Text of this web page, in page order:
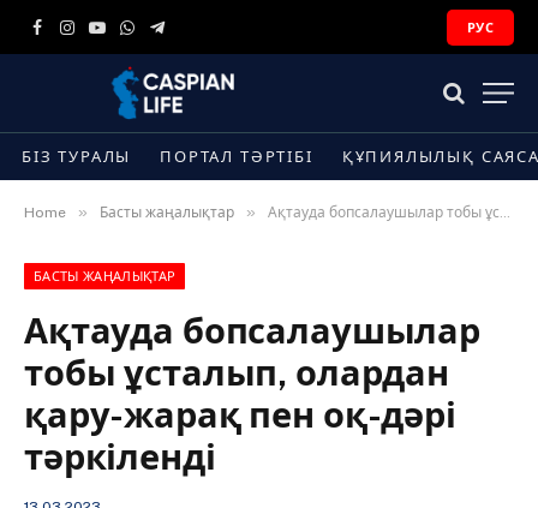
Facebook
Instagram
YouTube
WhatsApp
Telegram
РУС
БІЗ ТУРАЛЫ ПОРТАЛ ТӘРТІБІ ҚҰПИЯЛЫЛЫҚ
Home » Басты жаңалықтар » Ақтауда бопсалаушылар тобы ұсталып, олардан қару-жарақ пен оқ-дәрі тәркіленді
БАСТЫ ЖАҢАЛЫҚТАР
Ақтауда бопсалаушылар
тобы ұсталып, олардан
қару-жарақ пен оқ-дәрі
тәркіленді